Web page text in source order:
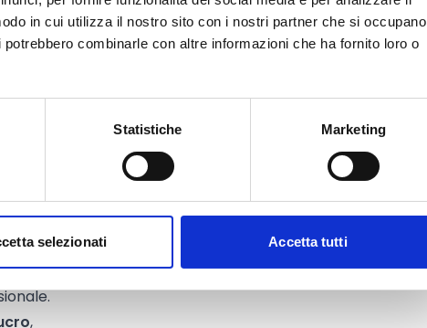
in cui utilizza il nostro sito con i nostri partner che si occupano
combinarle con altre informazioni che ha fornito loro o
Statistiche Marketing
selezionati Accetta tutti
sociale;
dei settori
fini di
di
ai
,